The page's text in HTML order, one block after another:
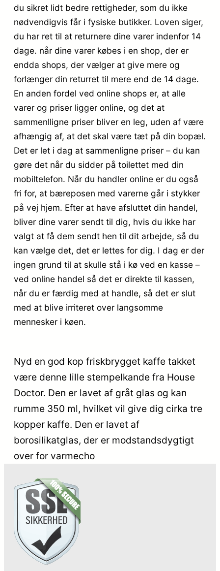
du sikret lidt bedre rettigheder, som du ikke
nødvendigvis får i fysiske butikker. Loven siger,
du har ret til at returnere dine varer indenfor 14
dage. når dine varer købes i en shop, der er
endda shops, der vælger at give mere og
forlænger din returret til mere end de 14 dage.
En anden fordel ved online shops er, at alle
varer og priser ligger online, og det at
sammenlligne priser bliver en leg, uden af være
afhængig af, at det skal være tæt på din bopæl.
Det er let i dag at sammenligne priser – du kan
gøre det når du sidder på toilettet med din
mobiltelefon. Når du handler online er du også
fri for, at bæreposen med varerne går i stykker
på vej hjem. Efter at have afsluttet din handel,
bliver dine varer sendt til dig, hvis du ikke har
valgt at få dem sendt hen til dit arbejde, så du
kan vælge det, det er lettes for dig. I dag er der
ingen grund til at skulle stå i kø ved en kasse –
ved online handel så det er direkte til kassen,
når du er færdig med at handle, så det er slut
med at blive irriteret over langsomme
mennesker i køen.
Nyd en god kop friskbrygget kaffe takket
være denne lille stempelkande fra House
Doctor. Den er lavet af gråt glas og kan
rumme 350 ml, hvilket vil give dig cirka tre
kopper kaffe. Den er lavet af
borosilikatglas, der er modstandsdygtigt
over for varmecho